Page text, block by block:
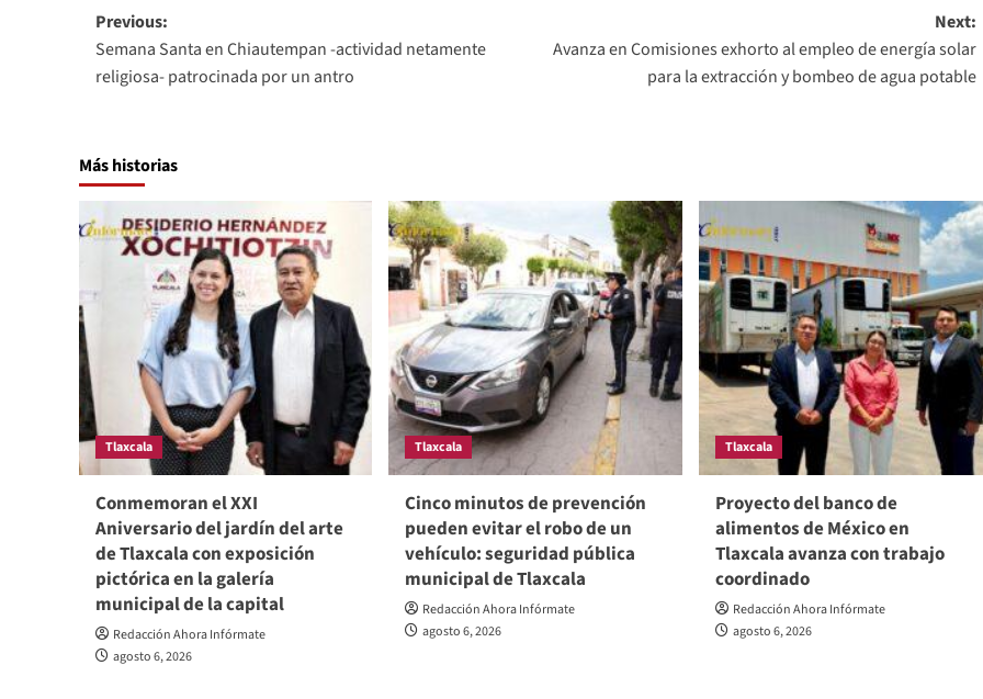
Post
navigation
Previous:
Semana Santa en Chiautempan -actividad netamente
religiosa- patrocinada por un antro
Next:
Avanza en Comisiones exhorto al empleo de energía solar
para la extracción y bombeo de agua potable
Más historias
Tlaxcala
Conmemoran el XXI
Aniversario del jardín del arte
de Tlaxcala con exposición
pictórica en la galería
municipal de la capital
Redacción Ahora Infórmate
agosto 6, 2026
Tlaxcala
Cinco minutos de prevención
pueden evitar el robo de un
vehículo: seguridad pública
municipal de Tlaxcala
Redacción Ahora Infórmate
agosto 6, 2026
Tlaxcala
Proyecto del banco de
alimentos de México en
Tlaxcala avanza con trabajo
coordinado
Redacción Ahora Infórmate
agosto 6, 2026